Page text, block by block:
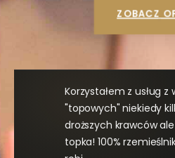
ZOBACZ
Korzystałem z usług z
"topowych" niekiedy
droższych krawców
topka! 100%